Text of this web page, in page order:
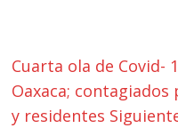
Cuarta ola de Covid-
Oaxaca;
y residentes